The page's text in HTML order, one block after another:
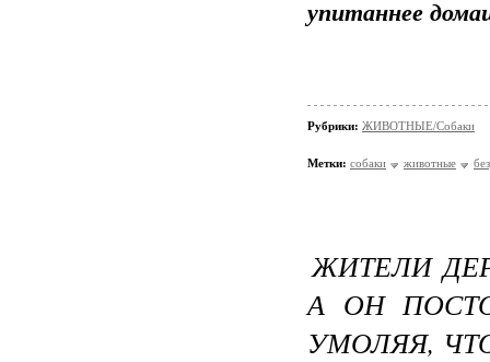
упитаннее
Рубрики: ЖИВОТНЫЕ/Собаки
Метки: собаки животные
ЖИТЕЛИ
А ОН
УМОЛЯЯ,